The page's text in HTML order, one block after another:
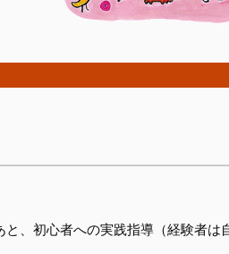
、初心者への実践指導（経験者は